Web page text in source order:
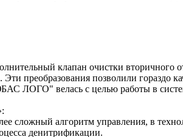
клапан очистки
позволили гораздо
ЛОГО" велась с целью работы в
алгоритм управления, в
денитрификации.